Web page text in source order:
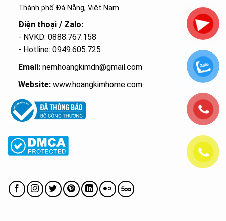
Thành phố Đà Nẵng, Việt Nam
Điện thoại / Zalo:
- NVKD: 0888.767.158
- Hotline: 0949.605.725
Email:nemhoangkimdn@gmail.com
Website: www.hoangkimhome.com